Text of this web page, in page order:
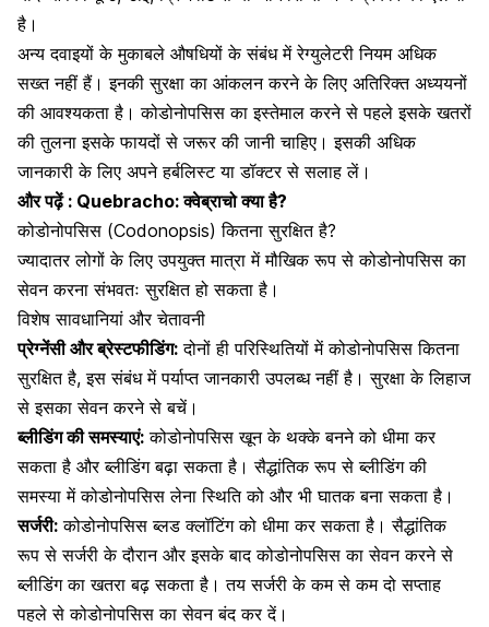
है।
अन्य दवाइयों के मुकाबले औषधियों के संबंध में रेग्युलेटरी नियम अधिक
सख्त नहीं हैं। इनकी सुरक्षा का आंकलन करने के लिए अतिरिक्त अध्ययनों
की आवश्यकता है। कोडोनोपसिस का इस्तेमाल करने से पहले इसके खतरों
की तुलना इसके फायदों से जरूर की जानी चाहिए। इसकी अधिक
जानकारी के लिए अपने हर्बलिस्ट या डॉक्टर से सलाह लें।
और पढ़ें : Quebracho: क्वेब्राचो क्या है?
कोडोनोपसिस (Codonopsis) कितना सुरक्षित है?
ज्यादातर लोगों के लिए उपयुक्त मात्रा में मौखिक रूप से कोडोनोपसिस का
सेवन करना संभवतः सुरक्षित हो सकता है।
विशेष सावधानियां और चेतावनी
प्रेग्नेंसी और ब्रेस्टफीडिंग: दोनों ही परिस्थितियों में कोडोनोपसिस कितना
सुरक्षित है, इस संबंध में पर्याप्त जानकारी उपलब्ध नहीं है। सुरक्षा के लिहाज
से इसका सेवन करने से बचें।
ब्लीडिंग की समस्याएं: कोडोनोपसिस खून के थक्के बनने को धीमा कर
सकता है और ब्लीडिंग बढ़ा सकता है। सैद्धांतिक रूप से ब्लीडिंग की
समस्या में कोडोनोपसिस लेना स्थिति को और भी घातक बना सकता है।
सर्जरी: कोडोनोपसिस ब्लड क्लॉटिंग को धीमा कर सकता है। सैद्धांतिक
रूप से सर्जरी के दौरान और इसके बाद कोडोनोपसिस का सेवन करने से
ब्लीडिंग का खतरा बढ़ सकता है। तय सर्जरी के कम से कम दो सप्ताह
पहले से कोडोनोपसिस का सेवन बंद कर दें।